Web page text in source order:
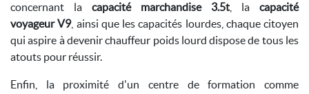
concernant la capacité marchandise 3.5t , la capacité
voyageur V9, ainsi que les capacités lourdes, chaque citoyen
qui aspire à devenir chauffeur poids lourd dispose de tous les
atouts pour réussir.
Enfin, la proximité d'un centre de formation comme